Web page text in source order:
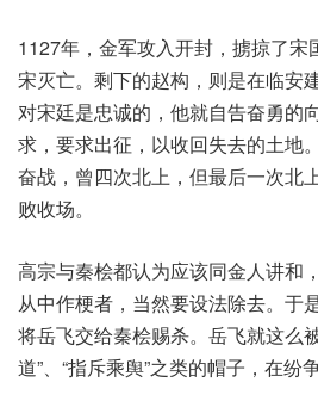
1127年，金军攻入开封，掳掠了宋
宋灭亡。剩下的赵构，则是在临安
对宋廷是忠诚的，他就自告奋勇的
求，要求出征，以收回失去的土地
奋战，曾四次北上，但最后一次北
败收场。
高宗与秦桧都认为应该同金人讲和
从中作梗者，当然要设法除去。于
将岳飞交给秦桧赐杀。岳飞就这么
道”、“指斥乘舆”之类的帽子，在纷